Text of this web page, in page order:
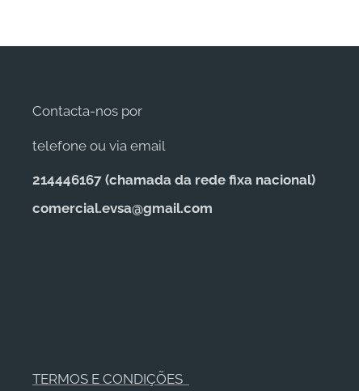
Contacta-nos por
telefone ou via email
214446167 (chamada da rede fixa nacional)
comercial.evsa@gmail.com
TERMOS E CONDIÇÕES